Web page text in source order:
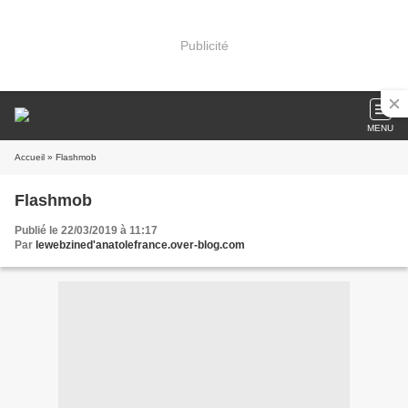
Publicité
MENU
Accueil » Flashmob
Flashmob
Publié le 22/03/2019 à 11:17
Par lewebzined'anatolefrance.over-blog.com